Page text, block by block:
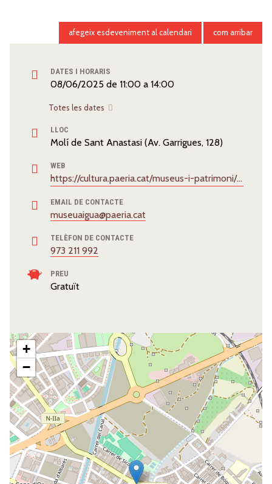
DATES I HORARIS
08/06/2025 de 11:00 a 14:00
Totes les dates
LLOC
Molí de Sant Anastasi (Av. Garrigues, 128)
WEB
https://cultura.paeria.cat/museus-i-patrimoni/museu-de-laigua
EMAIL DE CONTACTE
museuaigua@paeria.cat
TELÈFON DE CONTACTE
973 211 992
PREU
Gratuït
afegeix esdeveniment al calendari com arribar
+
−